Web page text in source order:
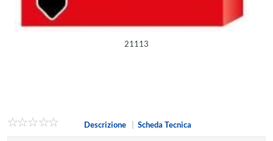
21113
Descrizione Scheda Tecnica